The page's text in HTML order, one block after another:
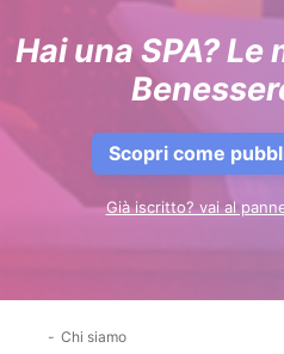
Hai una SPA?
Scopri come
Già iscritto? vai al
Chi siamo